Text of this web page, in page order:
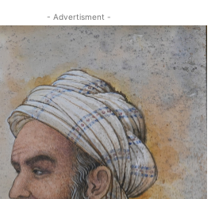
- Advertisment -